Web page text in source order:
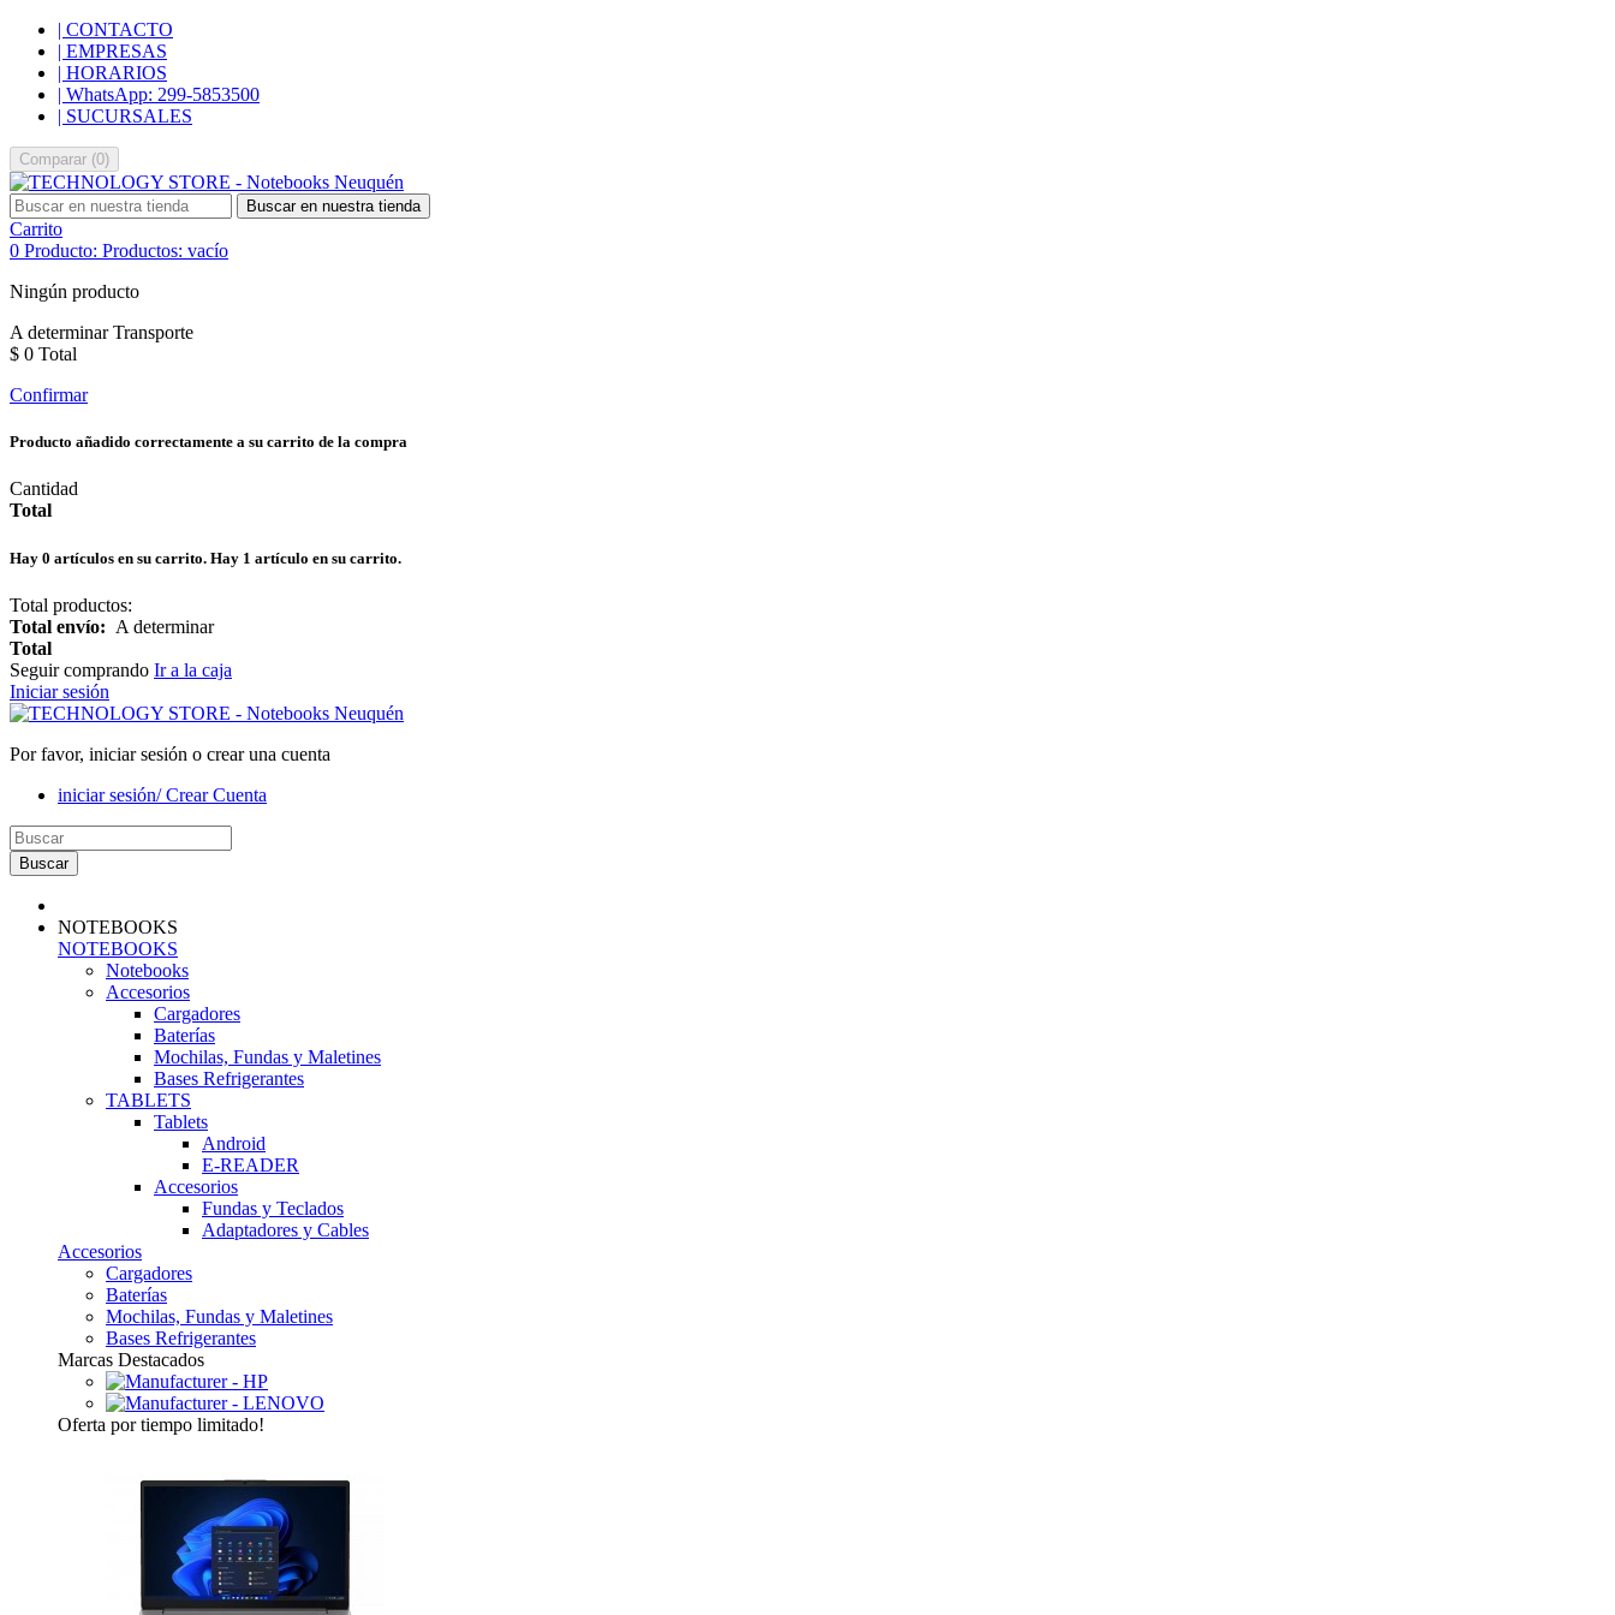
| CONTACTO
| EMPRESAS
| HORARIOS
| WhatsApp: 299-5853500
| SUCURSALES
Comparar (0)
Buscar en nuestra tienda
Carrito
0 Producto: Productos: vacío
Ningún producto
A determinarTransporte
$ 0 Total
Confirmar
Producto añadido correctamente a su carrito de la compra
Cantidad
Total
Hay 0 artículos en su carrito. Hay 1 artículo en su carrito.
Total productos:
Total envío: A determinar
Total
Seguir comprando Ir a la caja
Iniciar sesión
Por favor, iniciar sesión o crear una cuenta
iniciar sesión/ Crear Cuenta
Buscar
NOTEBOOKS
NOTEBOOKS
Notebooks
Accesorios
Cargadores
Baterías
Mochilas, Fundas y Maletines
Bases Refrigerantes
TABLETS
Tablets
Android
E-READER
Accesorios
Fundas y Teclados
Adaptadores y Cables
Accesorios
Cargadores
Baterías
Mochilas, Fundas y Maletines
Bases Refrigerantes
Marcas Destacados
Oferta por tiempo limitado!